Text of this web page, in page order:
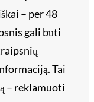
– per 48
gali būti
Tai
– reklamuoti